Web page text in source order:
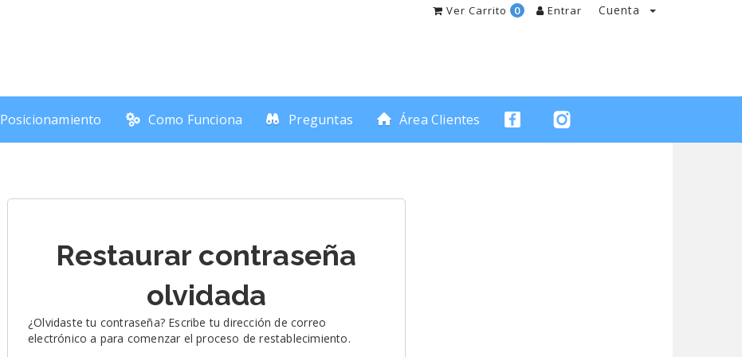
Cuenta
Entrar
Ver Carrito 0
Posicionamiento Como Funciona Preguntas Área Clientes
Restaurar contraseña
olvidada
¿Olvidaste tu contraseña? Escribe tu dirección de correo
electrónico a para comenzar el proceso de restablecimiento.